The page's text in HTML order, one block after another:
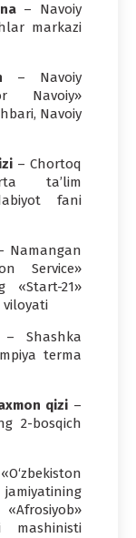
– Navoiy
markazi
– Navoiy
Navoiy»
Navoiy
– Chortoq
ta’lim
fani
Namangan
Service»
«Start-21»
viloyati
– Shashka
terma
qizi –
2-bosqich
mashinisti